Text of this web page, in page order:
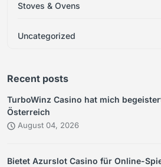
Stoves & Ovens
Uncategorized
Recent posts
TurboWinz Casino hat mich
Österreich
August 04, 2026
Bietet Azurslot Casino für Online-